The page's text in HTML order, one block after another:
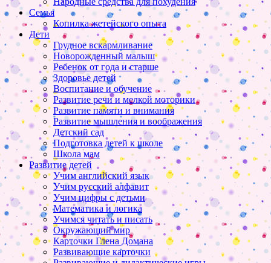
Семья
Копилка жетейского опыта
Дети
Грудное вскармливание
Новорожденный малыш
Ребенок от года и старше
Здоровье детей
Воспитание и обучение
Развитие речи и мелкой моторики
Развитие памяти и внимания
Развитие мышления и воображения
Детский сад
Подготовка детей к школе
Школа мам
Развитие детей
Учим английский язык
Учим русский алфавит
Учим цифры с детьми
Математика и логика
Учимся читать и писать
Окружающий мир
Карточки Глена Домана
Развивающие карточки